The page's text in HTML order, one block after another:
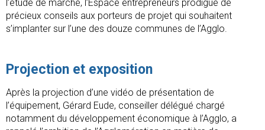
l’étude de marché, l’Espace entrepreneurs prodigue de
précieux conseils aux porteurs de projet qui souhaitent
s’implanter sur l’une des douze communes de l’Agglo.
Projection et exposition
Après la projection d’une vidéo de présentation de
l’équipement, Gérard Eude, conseiller délégué chargé
notamment du développement économique à l’Agglo, a